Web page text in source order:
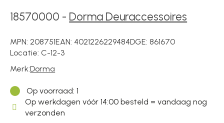
Over ons
Contact
18570000 - Dorma Deuraccessoires
MPN:208751EAN: 4021226229484DGE:861670
Locatie:C-12-3
Merk:Dorma
Op voorraad: 1
Op werkdagen vóór 14:00 besteld = vandaag nog
verzonden